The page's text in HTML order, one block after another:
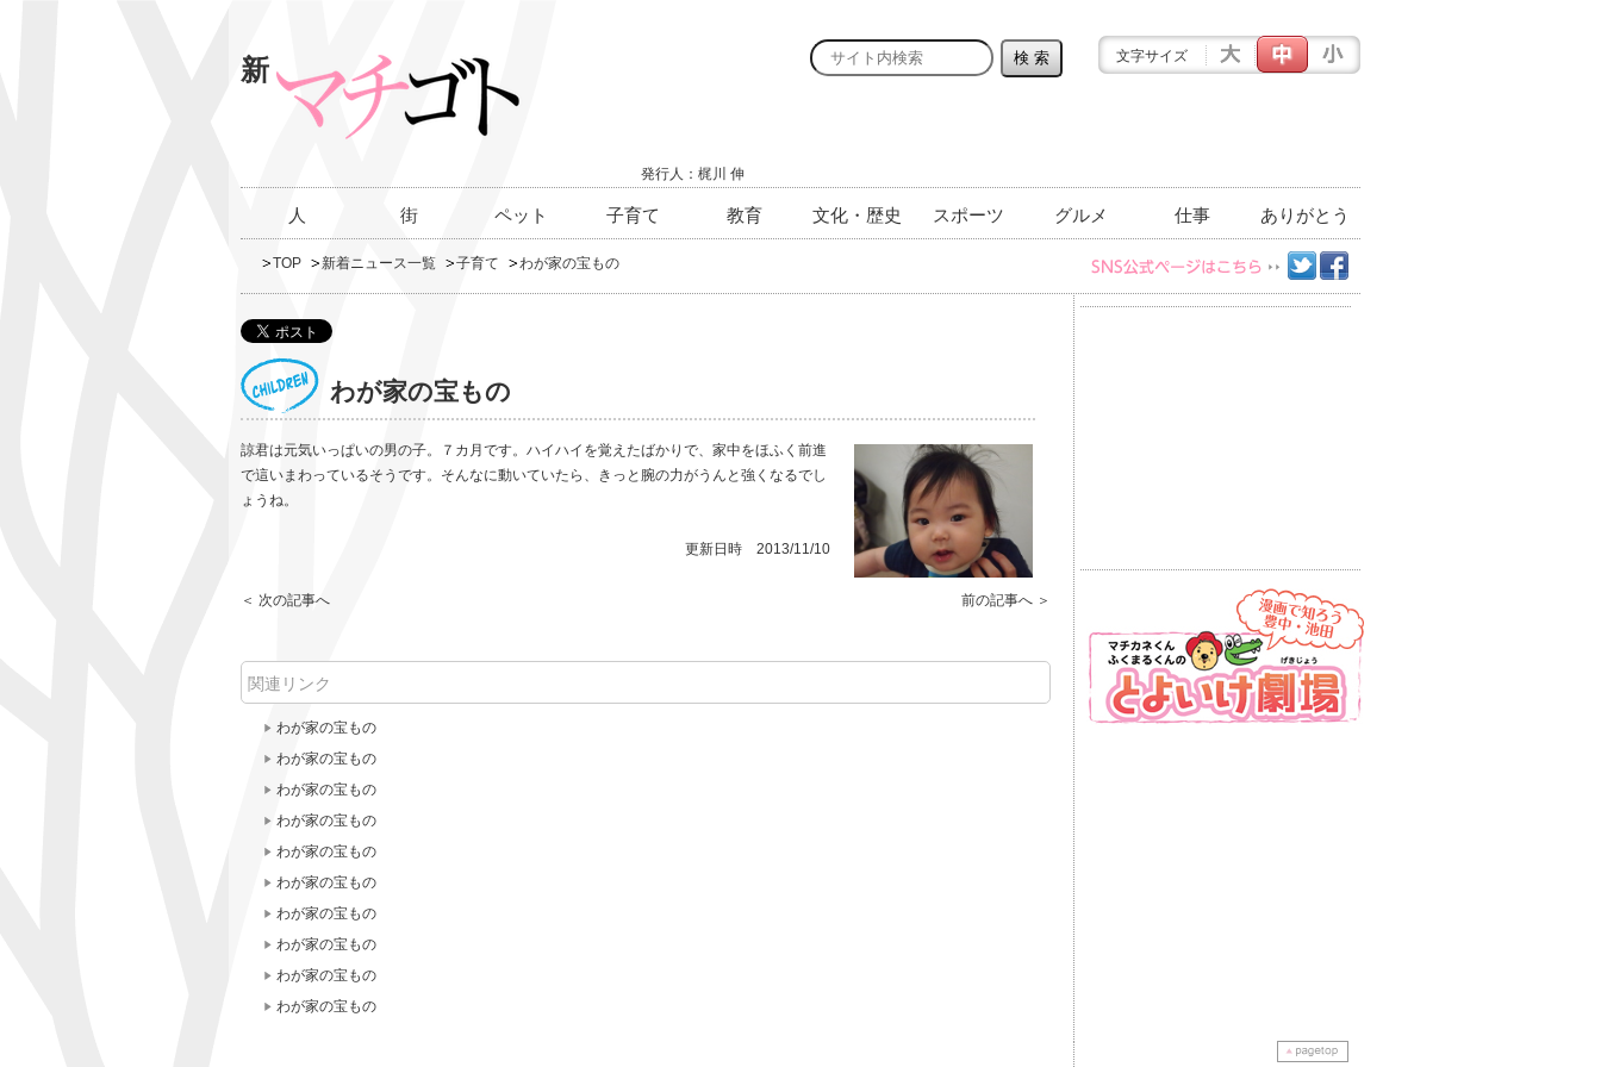
新
発行人：梶川 伸
文字サイズ
人 街 ペット 子育て 教育 文化・歴史 スポーツ グルメ 仕事 ありがとう
TOP 新着ニュース一覧 子育て わが家の宝もの
わが家の宝もの
諒君は元気いっぱいの男の子。７カ月です。ハイハイを覚えたばかりで、家中をほふく前進
で這いまわっているそうです。そんなに動いていたら、きっと腕の力がうんと強くなるでし
ょうね。
更新日時 2013/11/10
前の記事へ ＞
＜ 次の記事へ
関連リンク
わが家の宝もの
わが家の宝もの
わが家の宝もの
わが家の宝もの
わが家の宝もの
わが家の宝もの
わが家の宝もの
わが家の宝もの
わが家の宝もの
わが家の宝もの